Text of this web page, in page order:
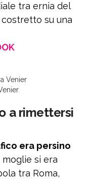
tra ernia del
su una
a rimettersi
era persino
si era
tra Roma,